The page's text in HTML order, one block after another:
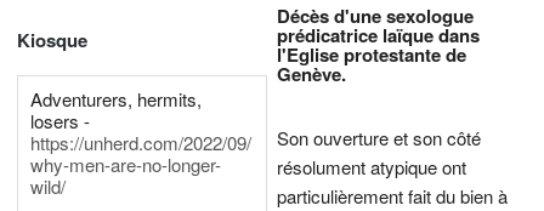
Kiosque
Adventurers, hermits,
losers -
https://unherd.com/2022/09/
why-men-are-no-longer-
wild/
Décès d'une sexologue
prédicatrice laïque dans
l'Eglise protestante de
Genève.
Son ouverture et son côté
résolument atypique ont
particulièrement fait du bien à